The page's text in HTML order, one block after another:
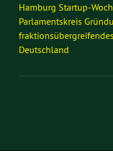
Hamburg Startup-
Parlamentskreis
Deutschland